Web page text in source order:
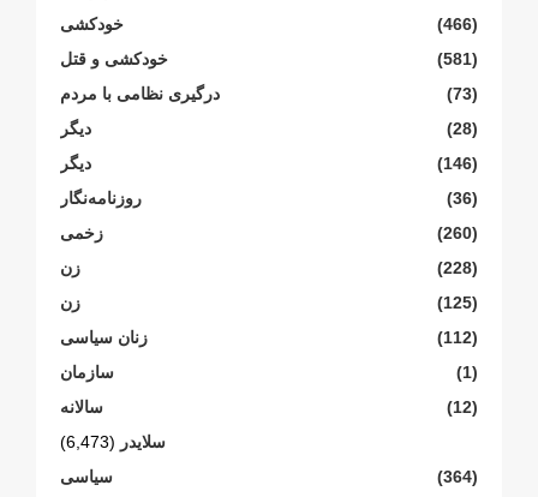
خودکشی
(466)
خودکشی و قتل
(581)
درگیری نظامی با مردم
(73)
دیگر
(28)
دیگر
(146)
روزنامەنگار
(36)
زخمی
(260)
زن
(228)
زن
(125)
زنان سیاسی
(112)
سازمان
(1)
سالانە
(12)
سلایدر (6,473)
سیاسی
(364)